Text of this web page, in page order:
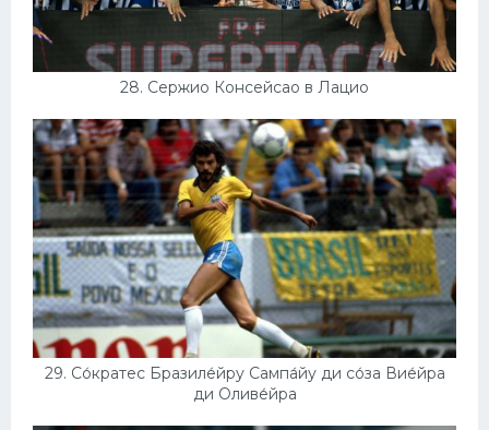
28. Сержио Консейсао в Лацио
29. Со́кратес Бразиле́йру Сампа́йу ди со́за Вие́йра
ди Оливе́йра